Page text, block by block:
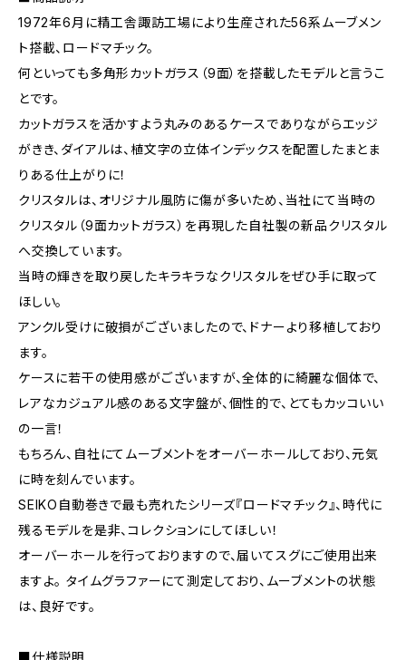
1972年6月に精工舎諏訪工場により生産された56系ムーブメン
ト搭載、ロードマチック。
何といっても多角形カットガラス（9面）を搭載したモデルと言うこ
とです。
カットガラスを活かすよう丸みのあるケースでありながらエッジ
がきき、ダイアルは、植文字の立体インデックスを配置したまとま
りある仕上がりに！
クリスタルは、オリジナル風防に傷が多いため、当社にて当時の
クリスタル（9面カットガラス）を再現した自社製の新品クリスタル
へ交換しています。
当時の輝きを取り戻したキラキラなクリスタルをぜひ手に取って
ほしい。
アンクル受けに破損がございましたので、ドナーより移植しており
ます。
ケースに若干の使用感がございますが、全体的に綺麗な個体で、
レアなカジュアル感のある文字盤が、個性的で、とてもカッコいい
の一言！
もちろん、自社にてムーブメントをオーバーホールしており、元気
に時を刻んでいます。
SEIKO自動巻きで最も売れたシリーズ『ロードマチック』、時代に
残るモデルを是非、コレクションにしてほしい！
オーバーホールを行っておりますので、届いてスグにご使用出来
ますよ。 タイムグラファーにて測定しており、ムーブメントの状態
は、良好です。
■仕様説明